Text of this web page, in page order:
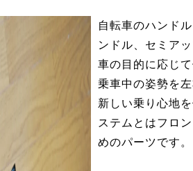
自転車のハンド
ンドル、セミア
車の目的に応じ
乗車中の姿勢を
新しい乗り心地
ステムとはフロ
めのパーツです。